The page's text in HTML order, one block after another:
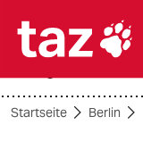

Startseite Berlin